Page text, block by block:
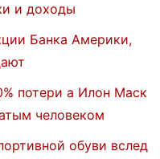
и доходы
Банка Америки,
потери а Илон Маск
человеком
обуви вслед